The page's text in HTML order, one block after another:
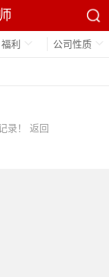
福利 公司性质
录！ 返回